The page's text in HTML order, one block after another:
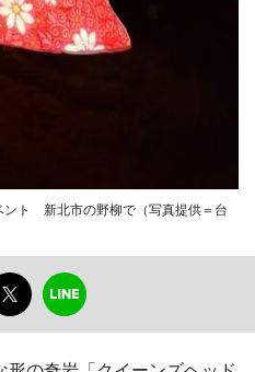
ント 新北市の野柳で（写真提供＝台